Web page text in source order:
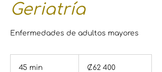
Geriatría
Enfermedades de adultos mayores
45 min
colones
costarricenses
₡62 400